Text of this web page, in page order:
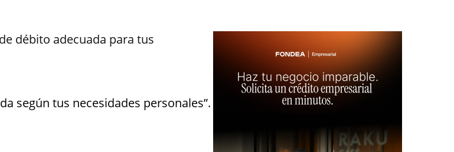
débito adecuada para tus
según tus necesidades personales”.